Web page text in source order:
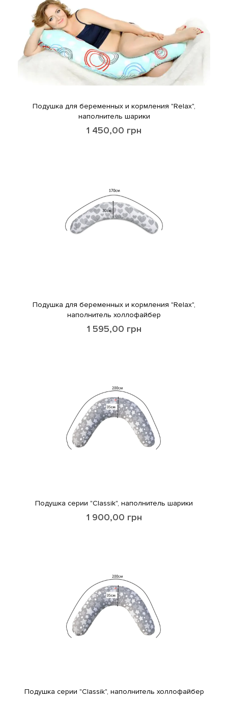
Подушка для беременных и кормления "Relax",
наполнитель шарики
1 450,00 грн
Подушка для беременных и кормления "Relax",
наполнитель холлофайбер
1 595,00 грн
Подушка серии "Classik", наполнитель шарики
1 900,00 грн
Подушка серии "Classik", наполнитель холлофайбер